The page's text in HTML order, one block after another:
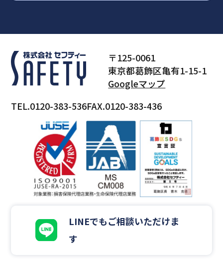
〒125-0061
東京都葛飾区亀有1-15-1
Googleマップ
TEL.0120-383-536FAX.0120-383-436
LINEでもご相談いただけま
す